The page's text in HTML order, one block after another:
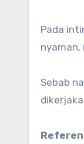
Pada
Sebab